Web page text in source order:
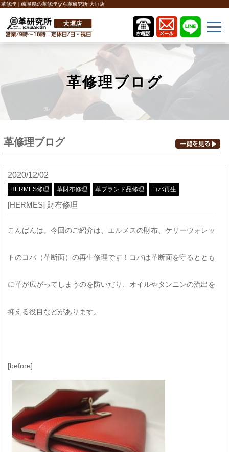
革修理｜岐阜県の革修理なら革研究所 大垣店
革修理ブログ
革修理ブログ
2020/12/02
HERMES修理 革財布修理 革ブランド品修理 コバ再生
[HERMES] 財布修理
こんばんは。今回のご紹介は、エルメスの財布、ケリーウォレッ
トのコバ（革断面）の再生修理です！コバは革断面を守るととも
に革が広がってしまうのを防いだり、オイルやタンニンの流出を
抑える役目などがあります。
[before]